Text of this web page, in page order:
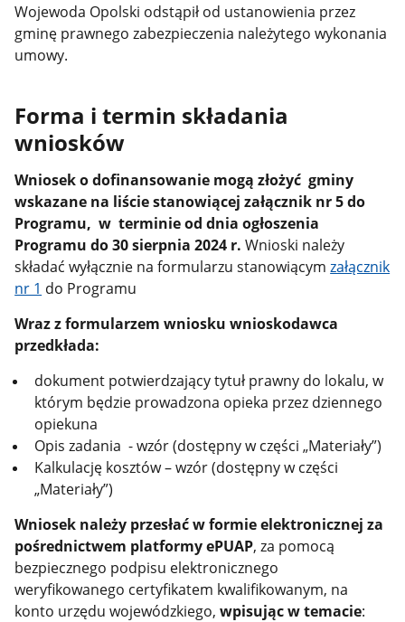
Wojewoda Opolski odstąpił od ustanowienia przez
gminę prawnego zabezpieczenia należytego wykonania
umowy.
Forma i termin składania
wniosków
Wniosek o dofinansowanie mogą złożyć gminy
wskazane na liście stanowiącej załącznik nr 5 do
Programu, w terminie od dnia ogłoszenia
Programu do 30 sierpnia 2024 r.Wnioski należy
składać wyłącznie na formularzu stanowiącymzałącznik
nr 1 do Programu
Wraz z formularzem wniosku wnioskodawca
przedkłada:
dokument potwierdzający tytuł prawny do lokalu, w
którym będzie prowadzona opieka przez dziennego
opiekuna
Opis zadania - wzór (dostępny w części „Materiały”)
Kalkulację kosztów – wzór (dostępny w części
„Materiały”)
Wniosek należy przesłać w formie elektronicznej za
pośrednictwem platformyePUAP, za pomocą
bezpiecznego podpisu elektronicznego
weryfikowanego certyfikatem kwalifikowanym, na
konto urzędu wojewódzkiego,wpisując w temacie: